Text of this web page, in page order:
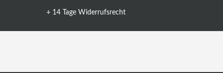
+ 14 Tage Widerrufsrecht